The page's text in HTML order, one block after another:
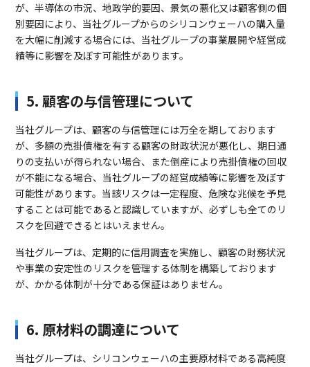
が、半導体の市況、地政学的要因、景気の悪化又は顧客側の個
別要因により、当社グループからのシリコンウェーハの購入量
を大幅に削減する場合には、当社グループの事業展開や経営成
績等に影響を及ぼす可能性があります。
5. 顧客の与信管理について
当社グループは、顧客の与信管理には万全を期しております
が、多額の売掛債権を有する顧客の財政状況が悪化し、期日通
りの支払いが得られない場合、また倒産により売掛債権の回収
が不能になる場合、当社グループの経営成績等に影響を及ぼす
可能性があります。当該リスクは一定程度、危険な兆候を予見
することは可能であると認識していますが、必ずしも全てのリ
スクを回避できるとはいえません。
当社グループは、定期的に信用調査を実施し、顧客の財務状況
や事業の安定性のリスクを管理する体制を構築しております
が、かかる体制が十分である保証はありません。
6. 原材料の調達について
当社グループは、シリコンウェーハの主要原材料である高純度